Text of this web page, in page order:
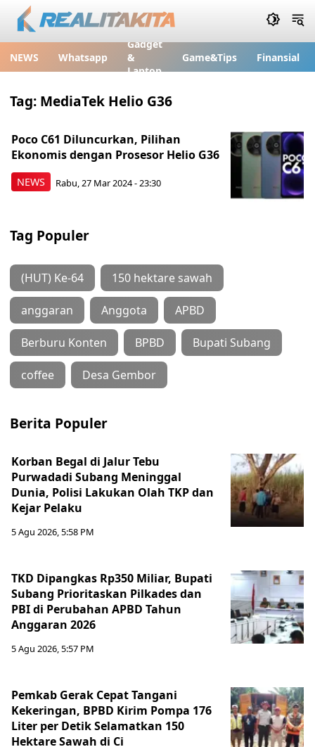
NEWS Whatsapp
Gadget
&
Laptop
Game&Tips Finansial
Tag: MediaTek Helio G36
NEWS
Poco C61 Diluncurkan, Pilihan
Ekonomis dengan Prosesor Helio G36
Rabu, 27 Mar 2024 - 23:30
Tag Populer
(HUT) Ke-64 150 hektare sawah
anggaran Anggota APBD
Berburu Konten BPBD Bupati Subang
coffee Desa Gembor
Berita Populer
Korban Begal di Jalur Tebu
Purwadadi Subang Meninggal
Dunia, Polisi Lakukan Olah TKP dan
Kejar Pelaku
5 Agu 2026, 5:58 PM
TKD Dipangkas Rp350 Miliar, Bupati
Subang Prioritaskan Pilkades dan
PBI di Perubahan APBD Tahun
Anggaran 2026
5 Agu 2026, 5:57 PM
Pemkab Gerak Cepat Tangani
Kekeringan, BPBD Kirim Pompa 176
Liter per Detik Selamatkan 150
Hektare Sawah di Ci